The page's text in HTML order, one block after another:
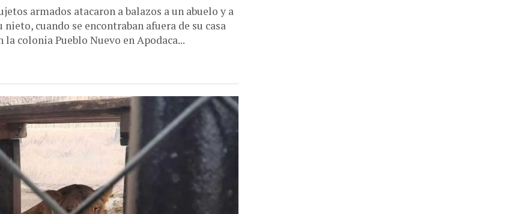
armados atacaron a balazos a un abuelo y a
nieto, cuando se encontraban afuera de su casa
la colonia Pueblo Nuevo en Apodaca...